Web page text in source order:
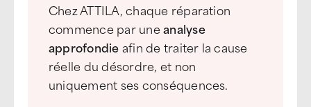
Chez ATTILA, chaque réparation
commence par uneanalyse
approfondieafin de traiter la cause
réelle du désordre, et non
uniquement ses conséquences.